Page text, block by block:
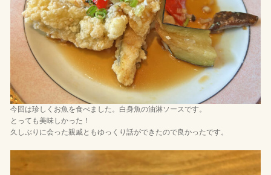
今回は珍しくお魚を食べました。白身魚の油淋ソースです。
とっても美味しかった！
久しぶりに会った親戚ともゆっくり話ができたので良かったです。